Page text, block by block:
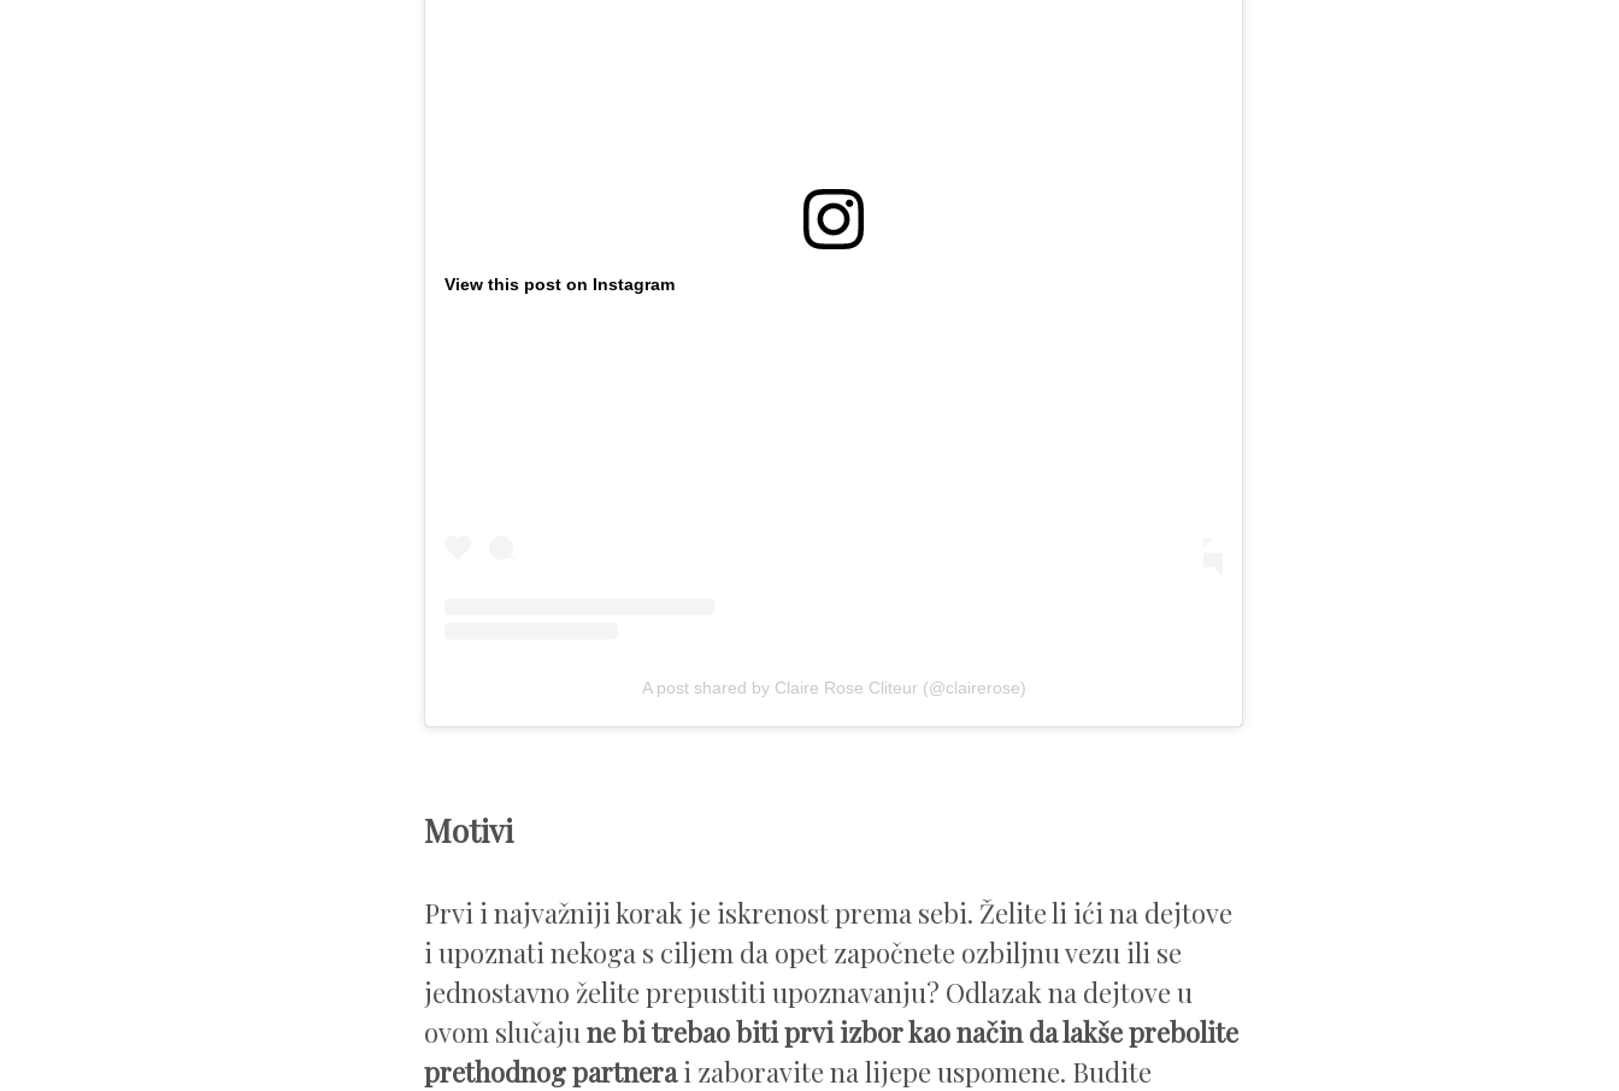
View this post on Instagram
A post shared by Claire Rose Cliteur (@clairerose)
Motivi
Prvi i najvažniji korak je iskrenost prema sebi. Želite li ići na dejtove
i upoznati nekoga s ciljem da opet započnete ozbiljnu vezu ili se
jednostavno želite prepustiti upoznavanju? Odlazak na dejtove u
ovom slučaju ne bi trebao biti prvi izbor kao način da lakše prebolite
prethodnog partnerai zaboravite na lijepe uspomene. Budite